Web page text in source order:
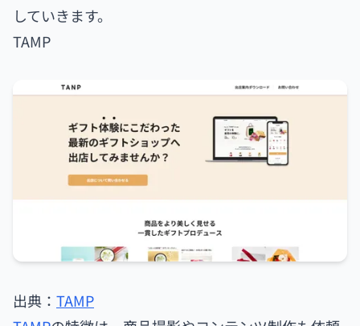
ギフトECを始める際には、ギフトを専門に取り扱
う、ギフトECモールに出品する方法もあります。こ
TAMP